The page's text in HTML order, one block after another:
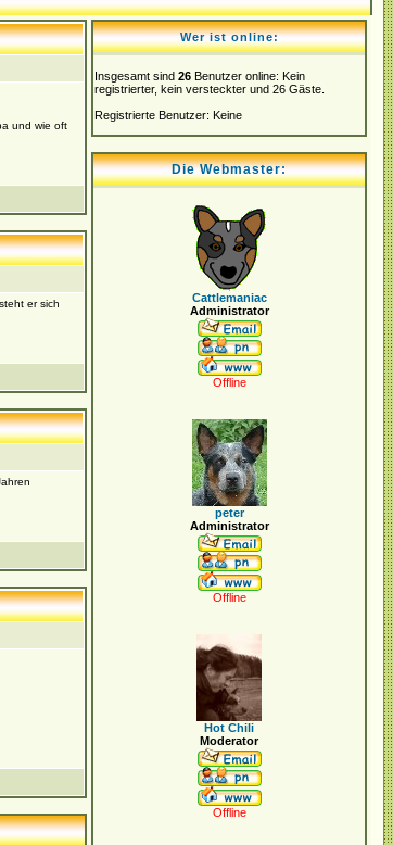
und wie oft
er sich
Wer ist online:
Insgesamt sind 26 Benutzer online: Kein
registrierter, kein versteckter und 26 Gäste.
Registrierte Benutzer: Keine
Die Webmaster:
Cattlemaniac
Administrator
Offline
peter
Administrator
Offline
Hot Chili
Moderator
Offline